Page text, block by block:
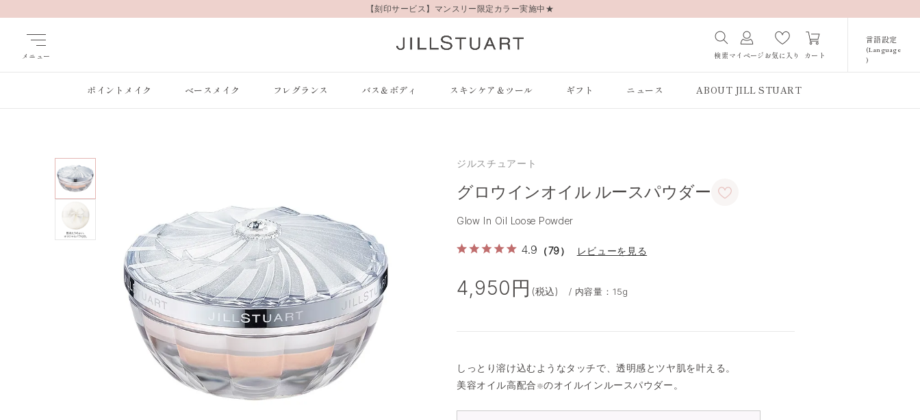
【刻印サービス】マンスリー限定カラー実施中★
メニュー 検索 マイページ お気に入り カート
言語設定
(Language
)
Japanese /
ポイントメイク ベースメイク フレグランス バス＆ボディ スキンケア＆ツール ギフト ニュース ABOUT JILL STUART
ジルスチュアート
グロウインオイル ルースパウダー
Glow In Oil Loose Powder
4.9 （79） レビューを見る
4,950円 (税込) / 内容量：15g
しっとり溶け込むようなタッチで、透明感とツヤ肌を叶える。
美容オイル高配合 ※のオイルインルースパウダー。